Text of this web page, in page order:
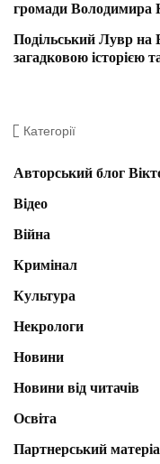
громади Володимира
Подільський Лувр на
загадковою історією
Категорії
Авторський блог
Відео
Війна
Кримінал
Культура
Некрологи
Новини
Новини від читачів
Освіта
Партнерський